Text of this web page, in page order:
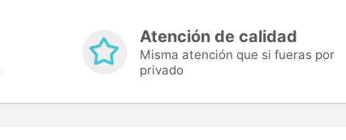
Atención de calidad
Misma atención que si fueras por
privado